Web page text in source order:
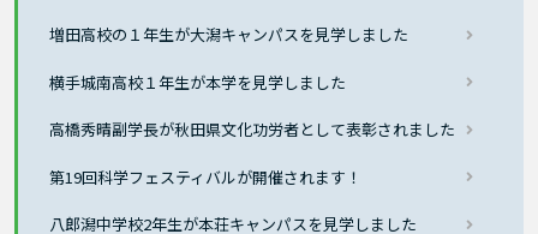
増田高校の１年生が大潟キャンパスを見学しました
横手城南高校１年生が本学を見学しました
高橋秀晴副学長が秋田県文化功労者として表彰されました
第19回科学フェスティバルが開催されます！
八郎潟中学校2年生が本荘キャンパスを見学しました